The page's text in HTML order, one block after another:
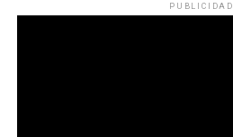
PUBLICIDAD